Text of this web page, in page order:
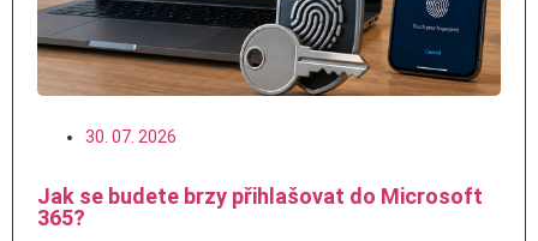
30. 07. 2026
Jak se budete brzy přihlašovat do Microsoft
365?